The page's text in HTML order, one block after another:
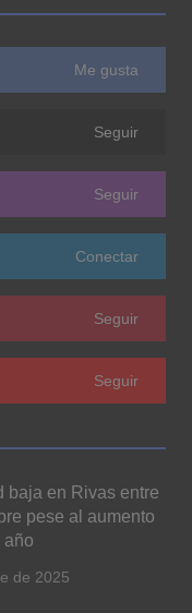
Me gusta
Seguir
Seguir
Conectar
Seguir
Seguir
baja en Rivas entre
pese al aumento
año
de 2025